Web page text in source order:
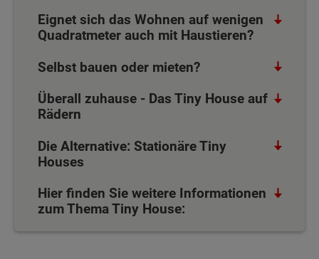
Eignet sich das Wohnen auf wenigen
Quadratmeter auch mit Haustieren?
Selbst bauen oder mieten?
Überall zuhause - Das Tiny House auf
Rädern
Die Alternative: Stationäre Tiny
Houses
Hier finden Sie weitere Informationen
zum Thema Tiny House: